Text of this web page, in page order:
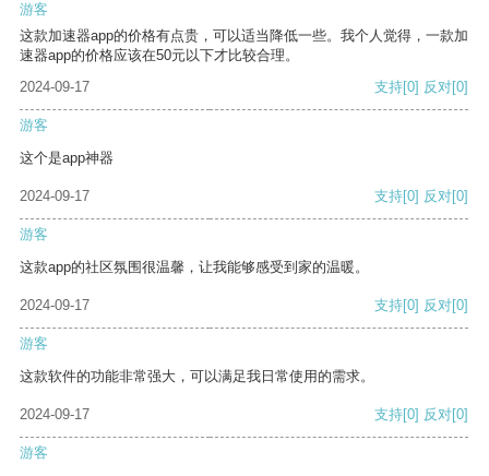
游客
这款加速器app的价格有点贵，可以适当降低一些。我个人觉得，一款加
速器app的价格应该在50元以下才比较合理。
2024-09-17
支持[0] 反对[0]
游客
这个是app神器
2024-09-17 支持[0] 反对[0]
游客
这款app的社区氛围很温馨，让我能够感受到家的温暖。
2024-09-17 支持[0] 反对[0]
游客
这款软件的功能非常强大，可以满足我日常使用的需求。
2024-09-17 支持[0] 反对[0]
游客